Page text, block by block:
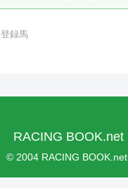
登録馬
RACING BOOK.net
© 2004 RACING BOOK.net.